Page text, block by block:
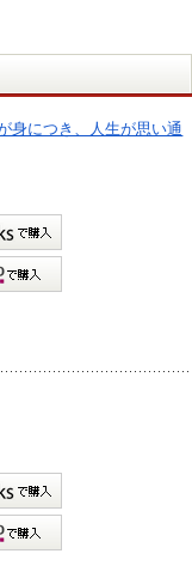
身につき、人生が思い通